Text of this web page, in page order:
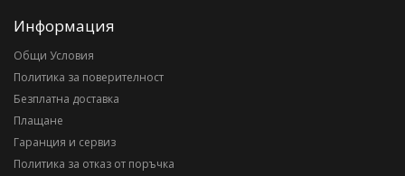
Информация
Общи Условия
Политика за поверителност
Безплатна доставка
Плащане
Гаранция и сервиз
Политика за отказ от поръчка